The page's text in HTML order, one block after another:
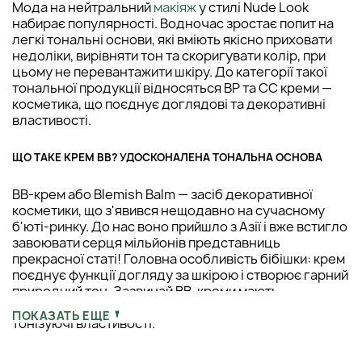
Мода на нейтральниймакіяжу стилі Nude Look
набирає популярності. Водночас зростає попит на
легкі тональні основи, які вміють якісно приховати
недоліки, вирівняти тон та скоригувати колір, при
цьому не перевантажити шкіру. До категорії такої
тональної продукції відносяться ВР та СС креми —
косметика, що поєднує доглядові та декоративні
властивості.
ЩО ТАКЕ КРЕМ ВВ? УДОСКОНАЛЕНА ТОНАЛЬНА ОСНОВА
BB-крем або Blemish Balm — засіб декоративної
косметики, що з'явився нещодавно на сучасному
б'юті-ринку. До нас воно прийшло з Азії і вже встигло
завоювати серця мільйонів представниць
прекрасної статі! Головна особливість бібішки: крем
поєднує функції догляду за шкірою і створює гарний
природний тон. Зазвичай BB-креми мають
пристойний фактор SPF, мають зволожуючі або
тонізуючі властивості.
ПОКАЗАТЬ ЕЩЕ